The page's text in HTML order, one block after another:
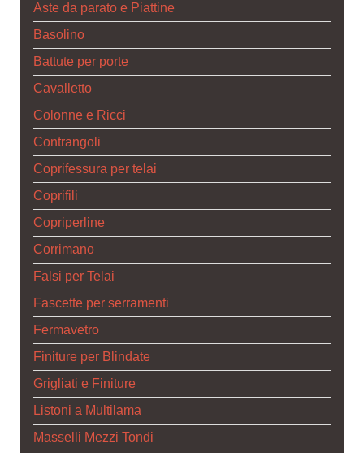
Aste da parato e Piattine
Basolino
Battute per porte
Cavalletto
Colonne e Ricci
Contrangoli
Coprifessura per telai
Coprifili
Copriperline
Corrimano
Falsi per Telai
Fascette per serramenti
Fermavetro
Finiture per Blindate
Grigliati e Finiture
Listoni a Multilama
Masselli Mezzi Tondi